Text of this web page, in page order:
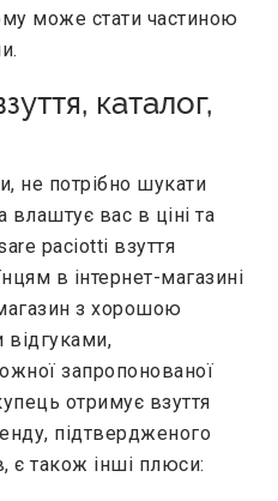
може стати частиною
каталог,
не потрібно шукати
влаштує вас в ціні та
paciotti взуття
в інтернет-магазині
з хорошою
відгуками,
запропонованої
отримує взуття
підтвердженого
є також інші плюси: